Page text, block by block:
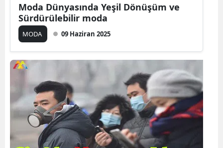
Moda Dünyasında Yeşil Dönüşüm ve
Sürdürülebilir moda
MODA 09 Haziran 2025